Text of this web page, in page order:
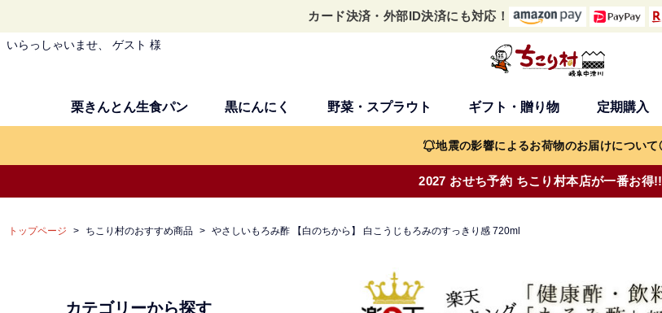
カード決済・外部ID決済にも対応！
いらっしゃいませ、 ゲスト 様
栗きんとん生食パン 黒にんにく 野菜・スプラウト ギフト・贈り物 定期購入
検索
地震の影響によるお荷物のお届けについて
2027 おせち予約 ちこり村本店が一番お得!!
トップページ ちこり村のおすすめ商品 やさしいもろみ酢 【白のちから】 白こうじもろみのすっきり感 720ml
カテゴリーから探す